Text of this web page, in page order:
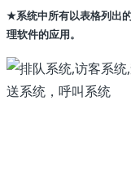
★系统中所有以表格列出
理软件的应用。